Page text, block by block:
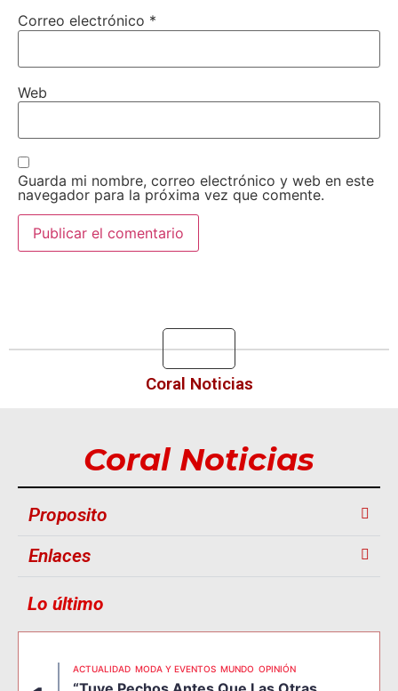
Correo electrónico *
Web
Guarda mi nombre, correo electrónico y web en este
navegador para la próxima vez que comente.
Coral Noticias
Coral Noticias
Proposito
Enlaces
Lo último
ACTUALIDAD MODA Y EVENTOS MUNDO OPINIÓN